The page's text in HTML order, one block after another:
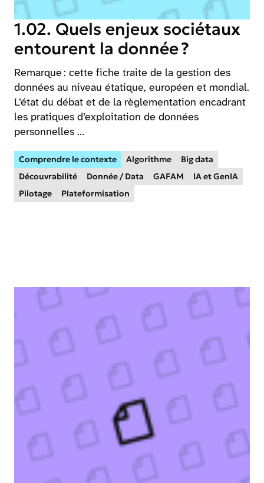
1.02. Quels enjeux sociétaux
entourent la donnée ?
Remarque : cette fiche traite de la gestion des
données au niveau étatique, européen et mondial.
L’état du débat et de la règlementation encadrant
les pratiques d’exploitation de données
personnelles …
Comprendre le contexte Algorithme
Big data
Découvrabilité
Donnée / Data GAFAM
IA et GenIA
Pilotage
Plateformisation